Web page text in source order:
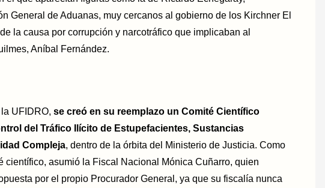
General de Aduanas, muy cercanos al gobierno de los Kirchner El
la causa por corrupción y narcotráfico que implicaban al
Aníbal Fernández.
UFIDRO, se creó en su reemplazo un Comité Científico
del Tráfico Ilícito de Estupefacientes, Sustancias
Compleja, dentro de la órbita del Ministerio de Justicia. Como
científico, asumió la Fiscal Nacional Mónica Cuñarro, quien
por el propio Procurador General, ya que su fiscalía nunca